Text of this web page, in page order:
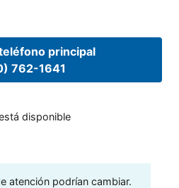
principal
762-1641
disponible
atención podrían cambiar.